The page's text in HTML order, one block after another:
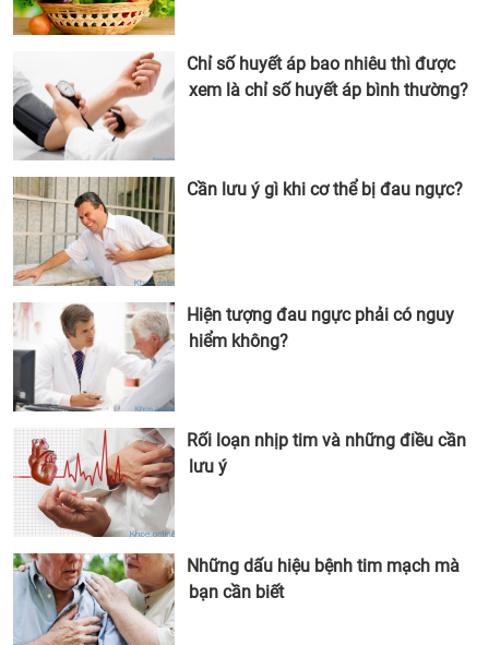
Chỉ số huyết áp bao nhiêu thì được
xem là chỉ số huyết áp bình thường?
Cần lưu ý gì khi cơ thể bị đau ngực?
Hiện tượng đau ngực phải có nguy
hiểm không?
Rối loạn nhịp tim và những điều cần
lưu ý
Những dấu hiệu bệnh tim mạch mà
bạn cần biết